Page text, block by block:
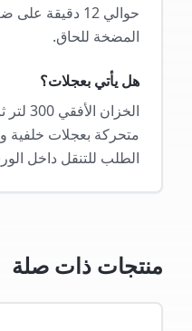
حوالي 12
المضخة للحاق.
هل يأتي بعجلات؟
متحركة بعجلات خلفية
الطلب للتنقل داخل
منتجات ذات صلة